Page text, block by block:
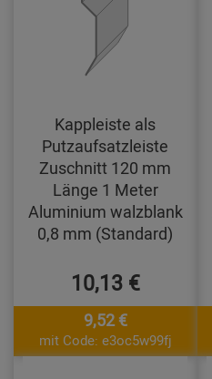
Kappleiste als
Putzaufsatzleiste
Zuschnitt 120 mm
Länge 1 Meter
Aluminium walzblank
0,8 mm (Standard)
10,13 €
9,52 €
mit Code: e3oc5w99fj